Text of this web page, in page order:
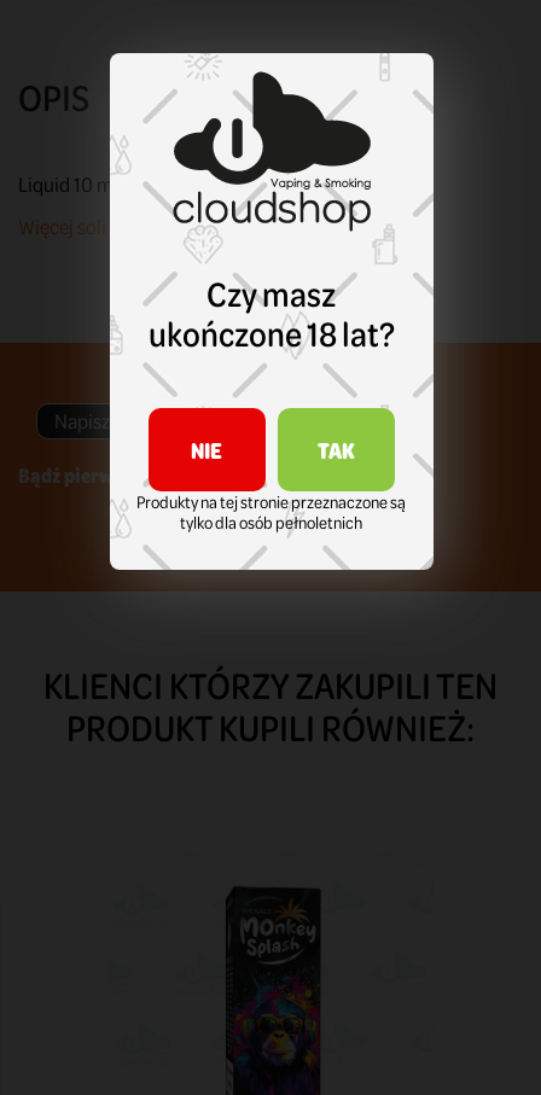
OPIS
Liquid 10 ml. Sól nikotynowa. Moc: 20 mg nikotyny.
Więcej soli OXY G-Salt znajdziesz tu!
Napisz swoją opinię
Bądź pierwszym który napisze recenzję !
KLIENCI KTÓRZY ZAKUPILI TEN
PRODUKT KUPILI RÓWNIEŻ:
Czy masz
ukończone 18 lat?
NIE TAK
Produkty na tej stronie przeznaczone są
tylko dla osób pełnoletnich